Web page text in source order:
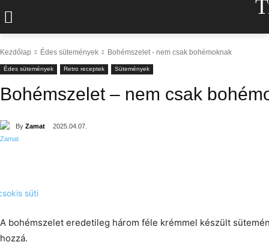
Kezdőlap Édes sütemények Bohémszelet - nem csak bohémoknak
Édes sütemények Retro receptek Sütemények
Bohémszelet – nem csak
By Zamat 2025.04.07.
A bohémszelet eredetileg három féle krémmel készült
hozzá.